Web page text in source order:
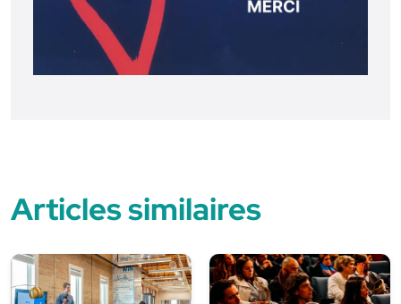
Articles similaires